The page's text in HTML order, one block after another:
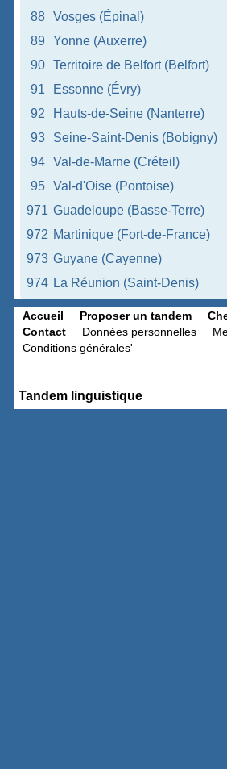
88
Vosges (Épinal)
89
Yonne (Auxerre)
90
Territoire de Belfort (Belfort)
91
Essonne (Évry)
92
Hauts-de-Seine (Nanterre)
93
Seine-Saint-Denis (Bobigny)
94
Val-de-Marne (Créteil)
95
Val-d'Oise (Pontoise)
971 Guadeloupe (Basse-Terre)
972 Martinique (Fort-de-France)
973 Guyane (Cayenne)
974 La Réunion (Saint-Denis)
Accueil Proposer un tandem
Contact
Données personnelles
Conditions générales'
Tandem linguistique